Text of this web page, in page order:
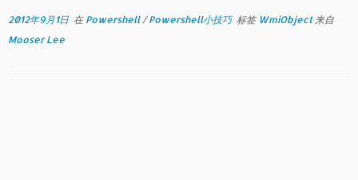
2012年9月1日 在 Powershell/Powershell小技巧 标签 WmiObject 来自
Mooser Lee